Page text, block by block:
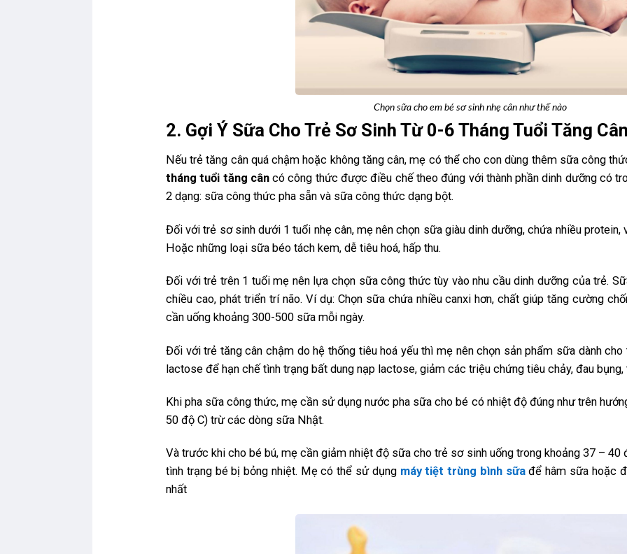
Chọn sữa cho em bé sơ sinh nhẹ cân như thế nào
2. Gợi Ý Sữa Cho Trẻ Sơ Sinh Từ 0-6 Tháng Tuổi Tăng
Nếu trẻ tăng cân quá chậm hoặc không tăng cân, mẹ có thể cho con dùng thêm sữa công
tháng tuổi tăng câncó công thức được điều chế theo đúng với thành phần dinh dưỡng có
2 dạng: sữa công thức pha sẵn và sữa công thức dạng bột.
Đối với trẻ sơ sinh dưới 1 tuổi nhẹ cân, mẹ nên chọn sữa giàu dinh dưỡng, chứa nhiều protein,
Hoặc những loại sữa béo tách kem, dễ tiêu hoá, hấp thu.
Đối với trẻ trên 1 tuổi mẹ nên lựa chọn sữa công thức tùy vào nhu cầu dinh dưỡng của trẻ.
chiều cao, phát triển trí não. Ví dụ: Chọn sữa chứa nhiều canxi hơn, chất giúp tăng cường
cần uống khoảng 300-500 sữa mỗi ngày.
Đối với trẻ tăng cân chậm do hệ thống tiêu hoá yếu thì mẹ nên chọn sản phẩm sữa dành
lactose để hạn chế tình trạng bất dung nạp lactose, giảm các triệu chứng tiêu chảy, đau
Khi pha sữa công thức, mẹ cần sử dụng nước pha sữa cho bé có nhiệt độ đúng như trên
50 độ C) trừ các dòng sữa Nhật.
Và trước khi cho bé bú, mẹ cần giảm nhiệt độ sữa cho trẻ sơ sinh uống trong khoảng 37 – 40
tình trạng bé bị bỏng nhiệt. Mẹ có thể sử dụng máy tiệt trùng bình sữađể hâm sữa hoặc
nhất